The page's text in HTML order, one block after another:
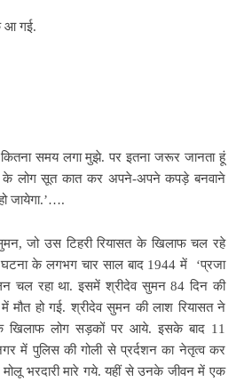
आ गई.
कितना समयलगा मुझे. पर इतना जरूर जानता हूं
के लोग सूत कात कर अपने-अपने कपड़े बनवाने
जायेगा.’….
जो उस टिहरी रियासत के खिलाफ चल रहे
के लगभग चार साल बाद 1944 में ‘प्रजा
चल रहा था. इसमें श्रीदेव सुमन 84 दिन की
हो गई. श्रीदेव सुमन की लाश रियासत ने
खिलाफ लोग सड़कों पर आये. इसके बाद 11
में पुलिस की गोली से प्रर्दशन का नेतृत्व कर
भरदारी मारे गये. यहीं से उनके जीवन में एक